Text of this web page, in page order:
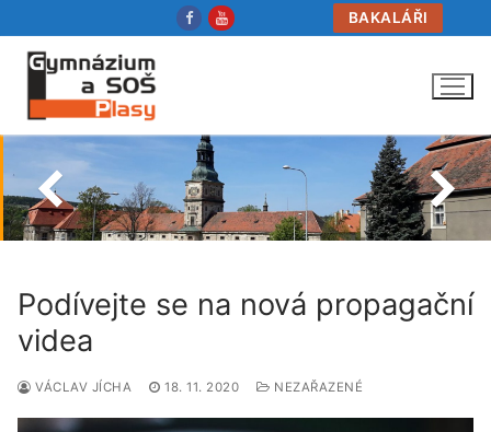
na
obsah
BAKALÁŘI
Podívejte se na nová propagační
videa
VÁCLAV JÍCHA 18. 11. 2020 NEZAŘAZENÉ